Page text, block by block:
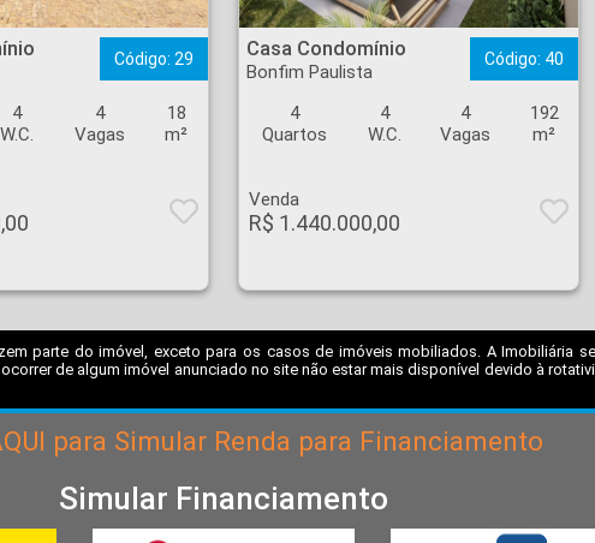
Preto
Código: 29
4
W.C.
4
Vagas
18
m²
Casa Condomínio - Bonfim Paulista - Ribeirão Preto
Casa Condomínio
Bonfim Paulista
Código: 40
4
Quartos
4
W.C.
4
Vagas
192
m²
Venda
R$ 1.440.000,00
parte do imóvel, exceto para os casos de imóveis mobiliados. A Imobiliária
de algum imóvel anunciado no site não estar mais disponível devido à
para Simular Renda para Financiamento
Simular Financiamento